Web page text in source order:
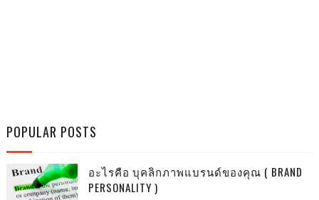
POPULAR POSTS
อะไรคือ บุคลิกภาพแบรนด์ของคุณ ( BRAND
PERSONALITY )